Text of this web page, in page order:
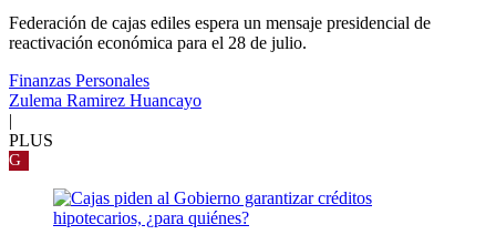
Federación de cajas ediles espera un mensaje presidencial de
reactivación económica para el 28 de julio.
Finanzas Personales
Zulema Ramirez Huancayo
PLUS
G